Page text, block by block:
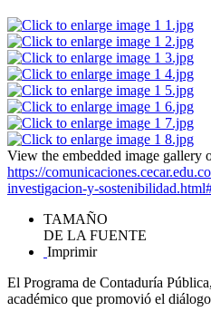
View the embedded image gallery
https://
investigacion-y-
TAMAÑO
DE LA FUENTE
Imprimir
El Programa de Contaduría
académico que promovió el